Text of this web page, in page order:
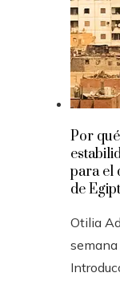
Por
para el
de
Otilia
semana